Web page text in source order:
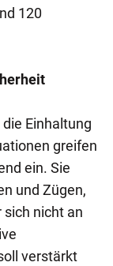
120
Einhaltung
greifen
ein. Sie
und Zügen,
nicht an
verstärkt